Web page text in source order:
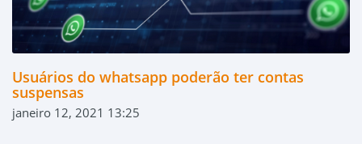
Usuários do whatsapp poderão ter contas
suspensas
janeiro 12, 2021 13:25